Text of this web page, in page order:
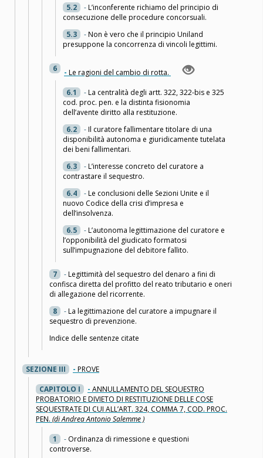
5.2
-L’inconferente richiamo del principio di
consecuzione delle procedure concorsuali.
5.3
-Non è vero che il principio Uniland
presuppone la concorrenza di vincoli legittimi.
6 - Le ragioni del cambio di rotta.
6.1
-La centralità degli artt. 322, 322-bis e 325
cod. proc. pen. e la distinta fisionomia
dell’avente diritto alla restituzione.
6.2
-Il curatore fallimentare titolare di una
disponibilità autonoma e giuridicamente tutelata
dei beni fallimentari.
6.3
-L’interesse concreto del curatore a
contrastare il sequestro.
6.4
-Le conclusioni delle Sezioni Unite e il
nuovo Codice della crisi d’impresa e
dell’insolvenza.
6.5
-L’autonoma legittimazione del curatore e
l’opponibilità del giudicato formatosi
sull’impugnazione del debitore fallito.
7 -Legittimità del sequestro del denaro a fini di
confisca diretta del profitto del reato tributario e oneri
di allegazione del ricorrente.
8
-La legittimazione del curatore a impugnare il
sequestro di prevenzione.
Indice delle sentenze citate
SEZIONE III - PROVE
CAPITOLO I
- ANNULLAMENTO DEL SEQUESTRO
PROBATORIO E DIVIETO DI RESTITUZIONE DELLE COSE
SEQUESTRATE DI CUI ALL’ART. 324, COMMA 7, COD. PROC.
PEN. (di Andrea Antonio Salemme )
1
- Ordinanza di rimessione e questioni
controverse.